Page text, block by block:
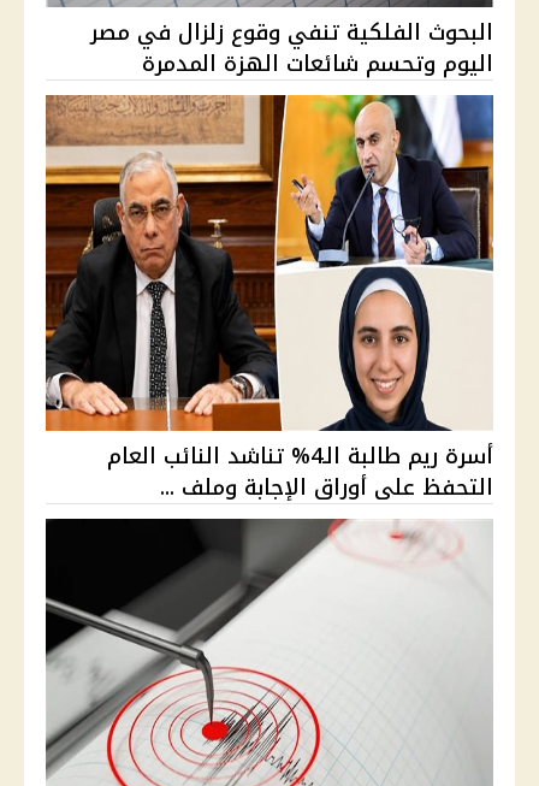
البحوث الفلكية تنفي وقوع زلزال في مصر
اليوم وتحسم شائعات الهزة المدمرة
أسرة ريم طالبة الـ4% تناشد النائب العام
التحفظ على أوراق الإجابة وملف ...